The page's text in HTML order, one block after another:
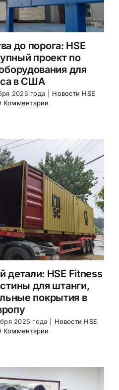
до порога: HSE
проект по
для
в США
2025 года
Новости HSE
Комментарии
детали: HSE Fitness
для штанги,
покрытия в
2025 года
Новости HSE
Комментарии